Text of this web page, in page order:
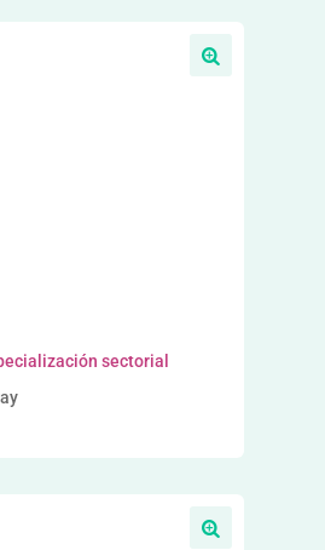
sectorial